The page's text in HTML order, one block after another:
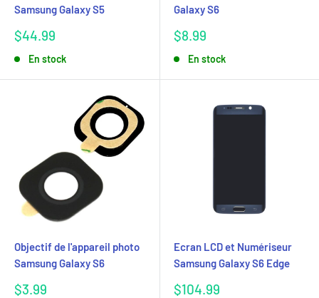
Samsung Galaxy S5
Prix
$44.99
En stock
Galaxy S6
Prix
$8.99
En stock
Objectif de l'appareil photo
Samsung Galaxy S6
Prix
$3.99
Ecran LCD et Numériseur
Samsung Galaxy S6 Edge
Prix
$104.99